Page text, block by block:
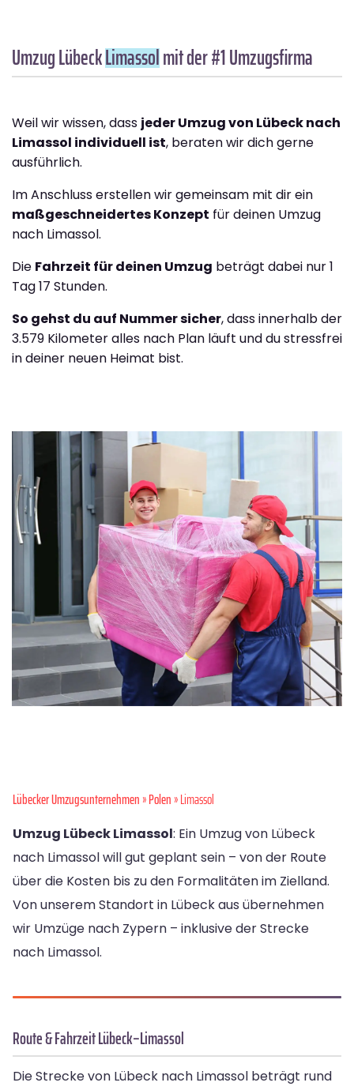
Umzug LübeckLimassolmit der #1 Umzugsfirma
Weil wir wissen, dass jeder Umzug von Lübeck nach
Limassol individuell ist, beraten wir dich gerne
ausführlich.
Im Anschluss erstellen wir gemeinsam mit dir ein
maßgeschneidertes Konzept für deinen Umzug
nach Limassol.
Die Fahrzeit für deinen Umzug beträgt dabei nur 1
Tag 17 Stunden.
So gehst du auf Nummer sicher, dass innerhalb der
3.579 Kilometer alles nach Plan läuft und du stressfrei
in deiner neuen Heimat bist.
Lübecker Umzugsunternehmen»Polen» Limassol
Umzug Lübeck Limassol: Ein Umzug von Lübeck
nach Limassol will gut geplant sein – von der Route
über die Kosten bis zu den Formalitäten im Zielland.
Von unserem Standort in Lübeck aus übernehmen
wir Umzüge nach Zypern – inklusive der Strecke
nach Limassol.
Route & Fahrzeit Lübeck–Limassol
Die Strecke von Lübeck nach Limassol beträgt rund